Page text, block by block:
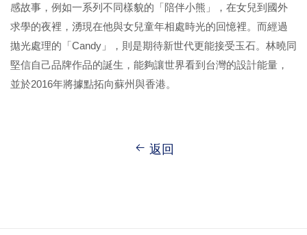
感故事，例如一系列不同樣貌的「陪伴小熊」，在女兒到國外
求學的夜裡，湧現在他與女兒童年相處時光的回憶裡。而經過
拋光處理的「Candy」，則是期待新世代更能接受玉石。林曉同
堅信自己品牌作品的誕生，能夠讓世界看到台灣的設計能量，
並於2016年將據點拓向蘇州與香港。
返回